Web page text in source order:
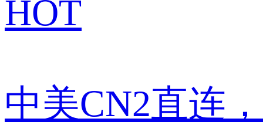
HOT
中美CN2直连